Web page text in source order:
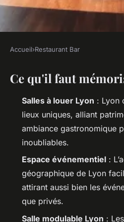
Top raisons de
à Lyon
Benoît•11/05/2026 18:02• 10 min
Accueil›Restaurant Bar
Ce qu'il faut
Salles à louer Lyon : Lyon
lieux uniques, alliant
ambiance gastronomique
inoubliables.
Espace événementiel :
géographique de Lyon
attirant aussi bien les
que privés.
Salle modulable Lyon :